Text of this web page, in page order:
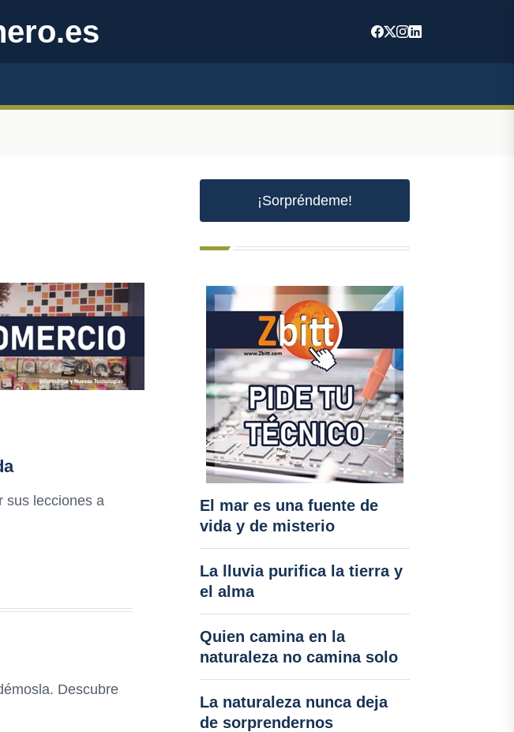
sus lecciones a
Descubre
¡Sorpréndeme!
El mar es una fuente de
vida y de misterio
La lluvia purifica la tierra y
el alma
Quien camina en la
naturaleza no camina solo
La naturaleza nunca deja
de sorprendernos